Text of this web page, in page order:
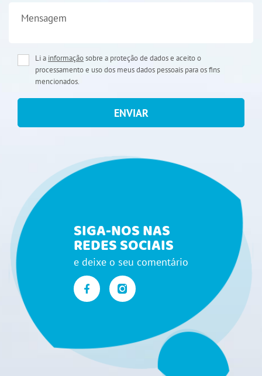
Mensagem
Li a informaçãosobre a proteção de dados e aceito o
processamento e uso dos meus dados pessoais para os fins
mencionados.
ENVIAR
SIGA-NOS NAS
REDES SOCIAIS
e deixe o seu comentário